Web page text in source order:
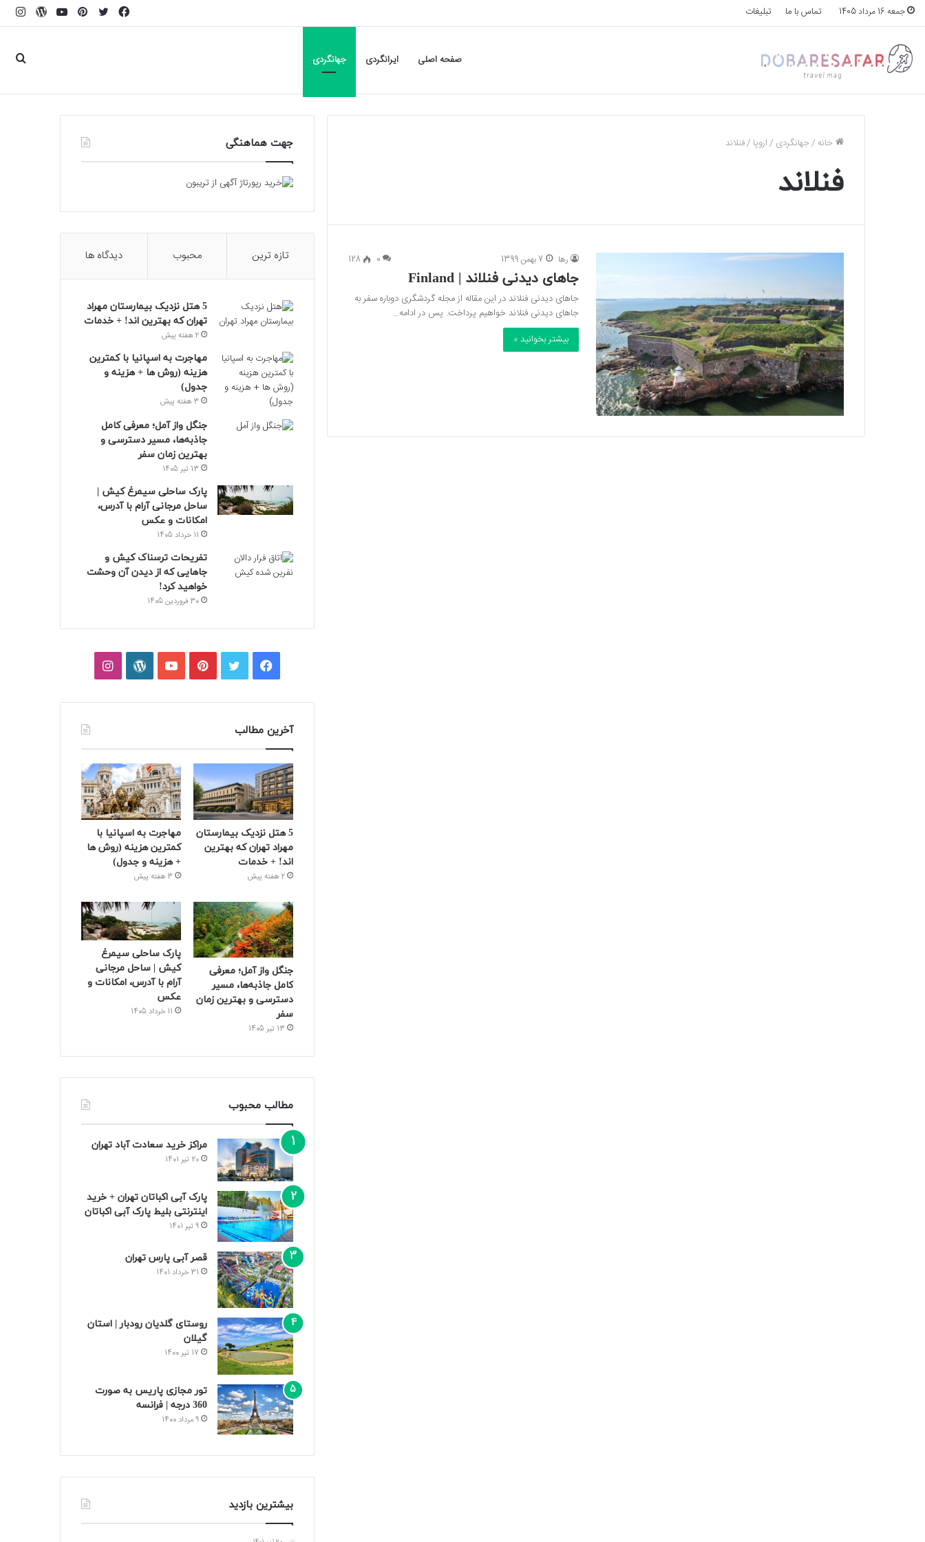
جمعه 16 مرداد 1405 تماس با ما تبلیغات وردپرسیوتیوب
پینتریستتوییترفیسبوک
صفحه اصلی ایرانگردی جهانگردی
خانه /جهانگردی /اروپا /فنلاند
فنلاند
رها 7 بهمن 1399 0
128
جاهای دیدنی فنلاند | Finland
جاهای دیدنی فنلاند در این مقاله از مجله گردشگری دوباره سفر به
جاهای دیدنی فنلاند خواهیم پرداخت. پس در ادامه…
بیشتر بخوانید »
جهت هماهنگی
تازه ترین محبوب دیدگاه ها
5 هتل نزدیک بیمارستان مهراد
تهران که بهترین‌ اند! + خدمات
2 هفته پیش
مهاجرت به اسپانیا با کمترین
هزینه (روش ها + هزینه و
جدول)
3 هفته پیش
جنگل واز آمل؛ معرفی کامل
جاذبه‌ها، مسیر دسترسی و
بهترین زمان سفر
13 تیر 1405
پارک ساحلی سیمرغ کیش |
ساحل مرجانی آرام با آدرس،
امکانات و عکس
11 خرداد 1405
تفریحات ترسناک کیش و
جاهایی که از دیدن آن وحشت
خواهید کرد!
30 فروردین 1405
فیسبوکتوییترپینتریستیوتیوبوردپرساینستاگرام
آخرین مطالب
5 هتل نزدیک بیمارستان
مهراد تهران که بهترین‌
اند! + خدمات
2 هفته پیش
مهاجرت به اسپانیا با
کمترین هزینه (روش ها
+ هزینه و جدول)
3 هفته پیش
جنگل واز آمل؛ معرفی
کامل جاذبه‌ها، مسیر
دسترسی و بهترین زمان
سفر
13 تیر 1405
پارک ساحلی سیمرغ
کیش | ساحل مرجانی
آرام با آدرس، امکانات و
عکس
11 خرداد 1405
مطالب محبوب
مراکز خرید سعادت‌ آباد تهران
20 تیر 1401
پارک آبی اکباتان تهران + خرید
اینترنتی بلیط پارک آبی اکباتان
9 تیر 1401
قصر آبی پارس تهران
31 خرداد 1401
روستای گلدیان رودبار | استان
گیلان
17 تیر 1400
تور مجازی پاریس به صورت
360 درجه | فرانسه
9 مرداد 1400
بیشترین بازدید